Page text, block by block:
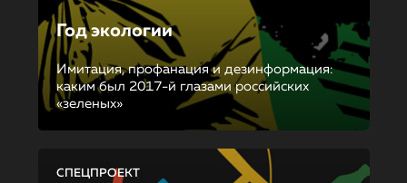
Год экологии
Имитация, профанация и дезинформация:
каким был 2017-й глазами российских
«зеленых»
СПЕЦПРОЕКТ